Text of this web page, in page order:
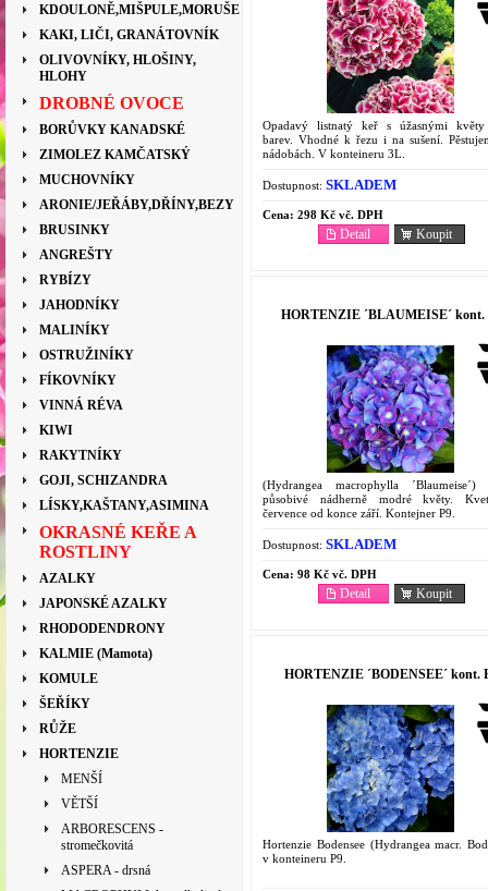
KDOULONĚ,MIŠPULE,MORUŠE
KAKI, LIČI, GRANÁTOVNÍK
OLIVOVNÍKY, HLOŠINY,
HLOHY
DROBNÉ OVOCE
BORŮVKY KANADSKÉ
ZIMOLEZ KAMČATSKÝ
MUCHOVNÍKY
ARONIE/JEŘÁBY,DŘÍNY,BEZY
BRUSINKY
ANGREŠTY
RYBÍZY
JAHODNÍKY
MALINÍKY
OSTRUŽINÍKY
FÍKOVNÍKY
VINNÁ RÉVA
KIWI
RAKYTNÍKY
GOJI, SCHIZANDRA
LÍSKY,KAŠTANY,ASIMINA
OKRASNÉ KEŘE A
ROSTLINY
AZALKY
JAPONSKÉ AZALKY
RHODODENDRONY
KALMIE (Mamota)
KOMULE
ŠEŘÍKY
RŮŽE
HORTENZIE
MENŠÍ
VĚTŠÍ
ARBORESCENS -
stromečkovitá
ASPERA - drsná
Opadavý listnatý keř s úžasnými
barev. Vhodné k řezu i na sušení.
nádobách. V konteineru 3L.
Dostupnost: SKLADEM
Cena: 298 Kč vč. DPH
Koupit
Detail
HORTENZIE ´BLAUMEISE´ kont.
(Hydrangea macrophylla ´Blaumeise´)
působivé nádherně modré květy.
července od konce září. Kontejner P9.
Dostupnost: SKLADEM
Cena: 98 Kč vč. DPH
Koupit
Detail
HORTENZIE ´BODENSEE´ kont.
Hortenzie Bodensee (Hydrangea macr.
v konteineru P9.